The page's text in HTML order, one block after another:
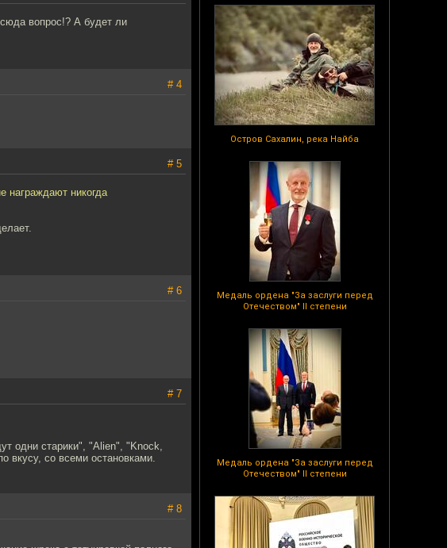
Остров Сахалин, река Найба
Медаль ордена "За заслуги перед
Отечеством" II степени
Медаль ордена "За заслуги перед
Отечеством" II степени
вопрос!? А будет ли
# 4
# 5
награждают никогда
# 6
# 7
одни старики", "Alien", "Knock,
вкусу, со всеми остановками.
# 8